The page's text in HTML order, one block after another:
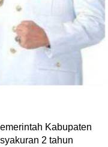
Kabupaten
2 tahun